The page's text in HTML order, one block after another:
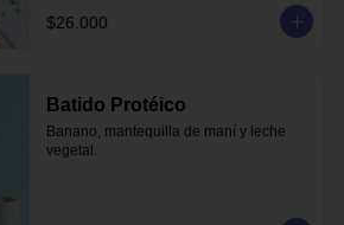
$26.000
Batido Protéico
Banano, mantequilla de maní y leche
vegetal.